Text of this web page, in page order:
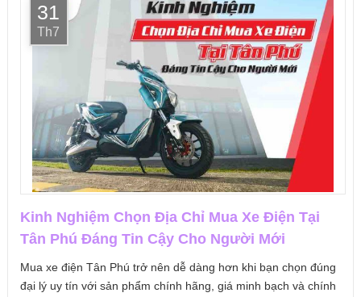
31
Th7
Kinh Nghiệm Chọn Địa Chỉ Mua Xe Điện Tại
Tân Phú Đáng Tin Cậy Cho Người Mới
Mua xe điện Tân Phú trở nên dễ dàng hơn khi bạn chọn đúng
đại lý uy tín với sản phẩm chính hãng, giá minh bạch và chính